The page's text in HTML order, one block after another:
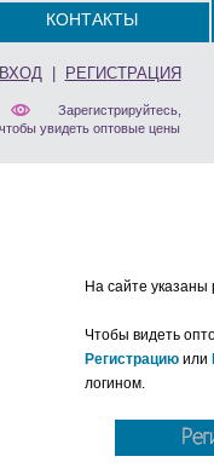
КОНТАКТЫ
ВХОД| РЕГИСТРАЦИЯ
Зарегистрируйтесь,
чтобы увидеть оптовые цены
На сайте
Чтобы видеть
Регистрацию или
логином.